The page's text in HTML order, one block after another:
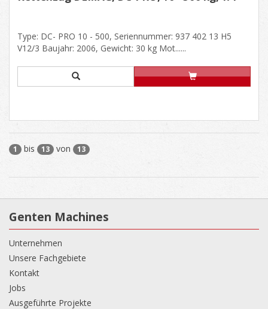
Type: DC- PRO 10 - 500, Seriennummer: 937 402 13 H5
V12/3 Baujahr: 2006, Gewicht: 30 kg Mot......
1 bis 13 von 13
Genten Machines
Unternehmen
Unsere Fachgebiete
Kontakt
Jobs
Ausgeführte Projekte